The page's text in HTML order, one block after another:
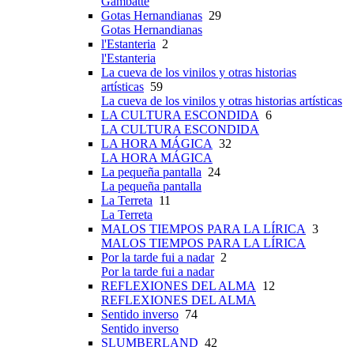
Gotas Hernandianas 29
Gotas Hernandianas
l'Estanteria 2
l'Estanteria
La cueva de los vinilos y otras historias
artísticas 59
La cueva de los vinilos y otras historias artísticas
LA CULTURA ESCONDIDA 6
LA CULTURA ESCONDIDA
LA HORA MÁGICA 32
LA HORA MÁGICA
La pequeña pantalla 24
La pequeña pantalla
La Terreta 11
La Terreta
MALOS TIEMPOS PARA LA LÍRICA 3
MALOS TIEMPOS PARA LA LÍRICA
Por la tarde fui a nadar2
Por la tarde fui a nadar
REFLEXIONES DEL ALMA
12
REFLEXIONES DEL ALMA
Sentido inverso 74
Sentido inverso
SLUMBERLAND 42